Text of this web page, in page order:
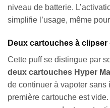
niveau de batterie.
simplifie l’usage, même
Deux cartouches à
Cette puff se distingue par
deux cartouches Hyper
de continuer à vapoter sans
première cartouche est vide.